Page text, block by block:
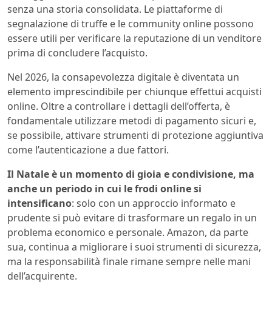
senza una storia consolidata. Le piattaforme di
segnalazione di truffe e le community online possono
essere utili per verificare la reputazione di un venditore
prima di concludere l’acquisto.
Nel 2026, la consapevolezza digitale è diventata un
elemento imprescindibile per chiunque effettui acquisti
online. Oltre a controllare i dettagli dell’offerta, è
fondamentale utilizzare metodi di pagamento sicuri e,
se possibile, attivare strumenti di protezione aggiuntiva
come l’autenticazione a due fattori.
Il Natale è un momento di gioia e condivisione, ma
anche un periodo in cui le frodi online si
intensificano: solo con un approccio informato e
prudente si può evitare di trasformare un regalo in un
problema economico e personale. Amazon, da parte
sua, continua a migliorare i suoi strumenti di sicurezza,
ma la responsabilità finale rimane sempre nelle mani
dell’acquirente.